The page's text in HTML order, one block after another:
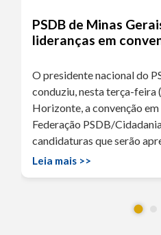
PSDB de Minas
lideranças em
O presidente nacional do
conduziu, nesta terça-feira
Horizonte, a convenção
Federação PSDB/
candidaturas que serão
Leia mais >>